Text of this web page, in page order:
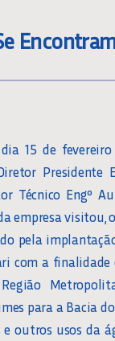
15 de fevereiro
Presidente
Técnico Engº
empresa visitou,
pela
com a
para a Bacia
outros usos da